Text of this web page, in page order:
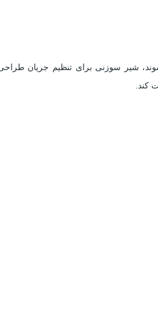
شیر سوزنی برای تنظیم جریان
کند.